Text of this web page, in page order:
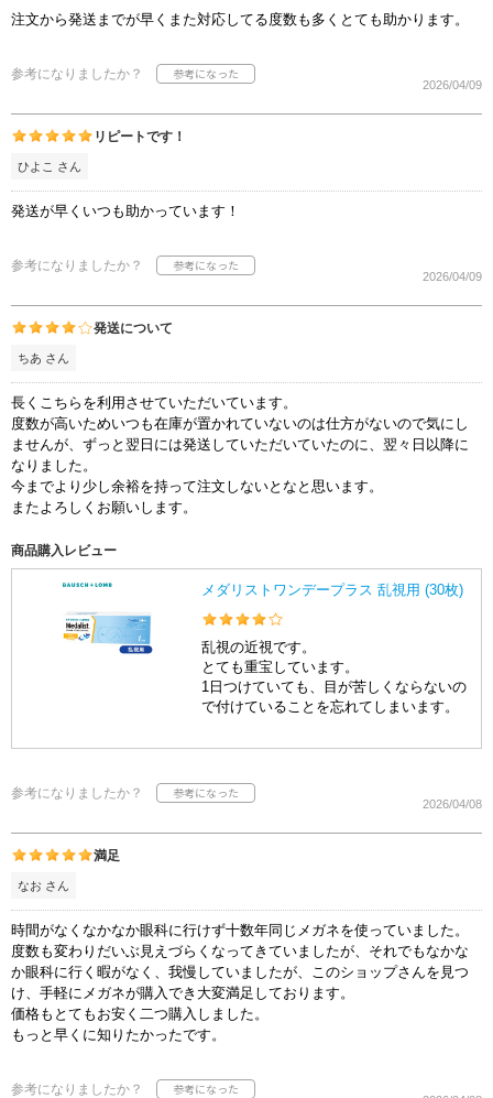
注文から発送までが早くまた対応してる度数も多くとても助かります。
参考になりましたか？
2026/04/09
リピートです！
ひよこ さん
発送が早くいつも助かっています！
参考になりましたか？
2026/04/09
発送について
ちあ さん
長くこちらを利用させていただいています。
度数が高いためいつも在庫が置かれていないのは仕方がないので気にし
ませんが、ずっと翌日には発送していただいていたのに、翌々日以降に
なりました。
今までより少し余裕を持って注文しないとなと思います。
またよろしくお願いします。
商品購入レビュー
メダリストワンデープラス 乱視用 (30枚)
乱視の近視です。
とても重宝しています。
1日つけていても、目が苦しくならないの
で付けていることを忘れてしまいます。
参考になりましたか？
2026/04/08
満足
なお さん
時間がなくなかなか眼科に行けず十数年同じメガネを使っていました。
度数も変わりだいぶ見えづらくなってきていましたが、それでもなかな
か眼科に行く暇がなく、我慢していましたが、このショップさんを見つ
け、手軽にメガネが購入でき大変満足しております。
価格もとてもお安く二つ購入しました。
もっと早くに知りたかったです。
参考になりましたか？